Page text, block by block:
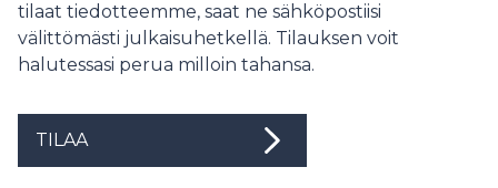
tilaat tiedotteemme, saat ne sähköpostiisi
välittömästi julkaisuhetkellä. Tilauksen voit
halutessasi perua milloin tahansa.
TILAA